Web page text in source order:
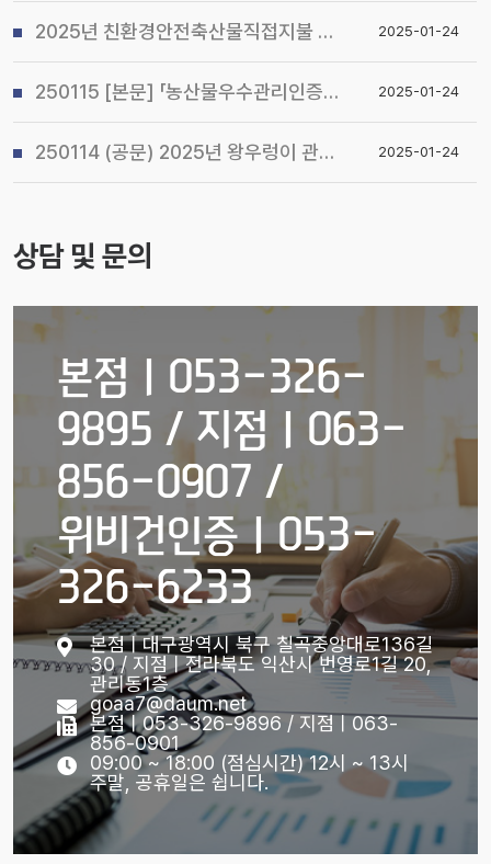
2025년 친환경안전축산물직접지불 사업 시행지침 알림 2025-01-24
250115 [본문] 「농산물우수관리인증(GAP) 기본교육 관리지침」개정 알림 2025-01-24
250114 (공문) 2025년 왕우렁이 관리지침 및 전국 일제 수거기간 운영계획 알림 2025-01-24
상담 및 문의
본점ㅣ053-326-
9895 / 지점ㅣ063-
856-0907 /
위비건인증ㅣ053-
326-6233
본점ㅣ대구광역시 북구 칠곡중앙대로136길
30 / 지점ㅣ전라북도 익산시 번영로1길 20,
관리동1층
goaa7@daum.net
본점ㅣ053-326-9896 / 지점ㅣ063-
856-0901
09:00 ~ 18:00 (점심시간) 12시 ~ 13시
주말, 공휴일은 쉽니다.